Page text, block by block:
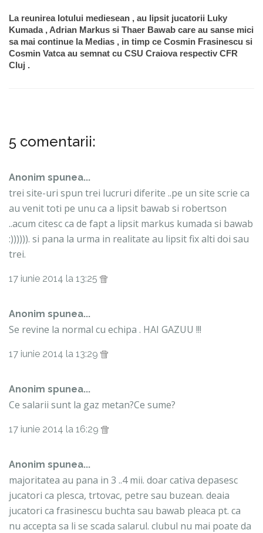
La reunirea lotului mediesean , au lipsit jucatorii Luky
Kumada , Adrian Markus si Thaer Bawab care au sanse mici
sa mai continue la Medias , in timp ce Cosmin Frasinescu si
Cosmin Vatca au semnat cu CSU Craiova respectiv CFR
Cluj .
5 comentarii:
Anonim spunea...
trei site-uri spun trei lucruri diferite ..pe un site scrie ca
au venit toti pe unu ca a lipsit bawab si robertson
..acum citesc ca de fapt a lipsit markus kumada si bawab
:)))))). si pana la urma in realitate au lipsit fix alti doi sau
trei.
17 iunie 2014 la 13:25
Anonim spunea...
Se revine la normal cu echipa . HAI GAZUU !!!
17 iunie 2014 la 13:29
Anonim spunea...
Ce salarii sunt la gaz metan?Ce sume?
17 iunie 2014 la 16:29
Anonim spunea...
majoritatea au pana in 3 ..4 mii. doar cativa depasesc
jucatori ca plesca, trtovac, petre sau buzean. deaia
jucatori ca frasinescu buchta sau bawab pleaca pt. ca
nu accepta sa li se scada salarul. clubul nu mai poate da